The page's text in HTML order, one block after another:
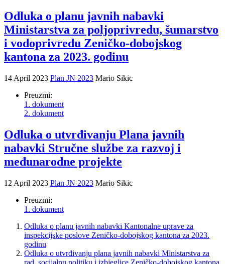
Odluka o planu javnih nabavki
Ministarstva za poljoprivredu, šumarstvo
i vodoprivredu Zeničko-dobojskog
kantona za 2023. godinu
14 April 2023 Plan JN 2023 Mario Sikic
Preuzmi:
1. dokument
2. dokument
Odluka o utvrđivanju Plana javnih
nabavki Stručne službe za razvoj i
međunarodne projekte
12 April 2023 Plan JN 2023 Mario Sikic
Preuzmi:
1. dokument
Odluka o planu javnih nabavki Kantonalne uprave za
inspekcijske poslove Zeničko-dobojskog kantona za 2023.
godinu
Odluka o utvrđivanju plana javnih nabavki Ministarstva za
rad, socijalnu politiku i izbjeglice Zeničko-dobojskog kantona